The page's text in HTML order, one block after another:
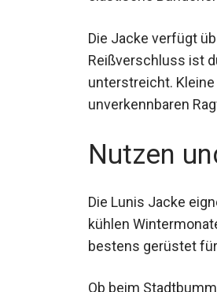
Die Jacke verfügt
Reißverschluss ist
unterstreicht.
unverkennbaren
Nutzen
Die Lunis Jacke
kühlen
bestens gerüstet
Ob beim